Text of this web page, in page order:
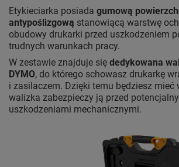
Etykieciarka posiada gumową
antypoślizgową stanowiącą warstwę
obudowy drukarki przed uszkodzeniem
trudnych warunkach pracy.
W zestawie znajduje się dedykowana
DYMO, do którego schowasz drukarkę
i zasilaczem. Dzięki temu będziesz mieć
walizka zabezpieczy ją przed
uszkodzeniami mechanicznymi.